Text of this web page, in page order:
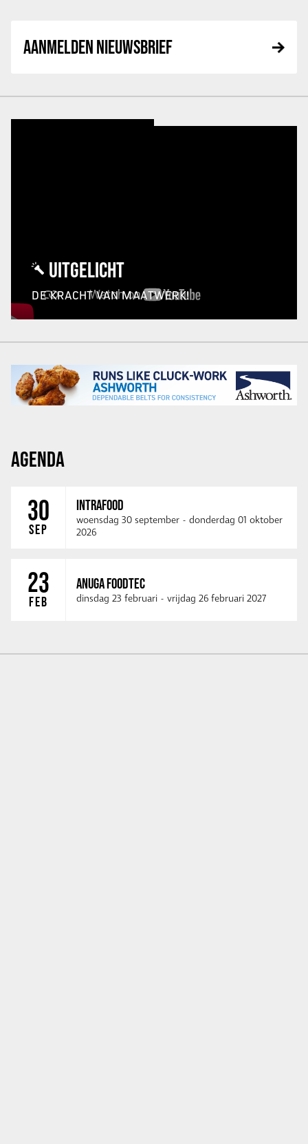
AANMELDEN NIEUWSBRIEF
UITGELICHT
DE KRACHT VAN MAATWERK!
AGENDA
30
SEP
INTRAFOOD
woensdag 30 september - donderdag 01 oktober
2026
23
FEB
ANUGA FOODTEC
dinsdag 23 februari - vrijdag 26 februari 2027